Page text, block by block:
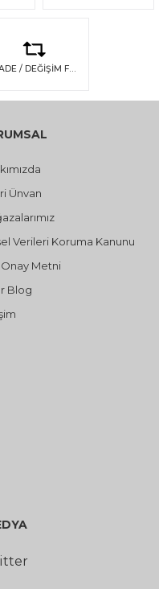
İADE / DEĞİŞİM FIRSATI
Ünvan
Verileri Koruma Kanunu
Onay Metni
Blog